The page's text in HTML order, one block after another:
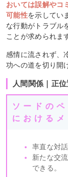
おいては誤解やコ
可能性を示してい
な行動がトラブル
ことが求められま
感情に流されず、
功への道を切り開
人間関係｜正
ソードの
における
率直な対
新たな交
できる。